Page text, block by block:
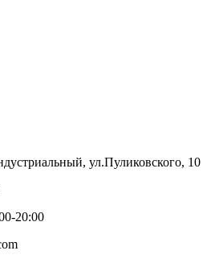
ул.Пуликовского, 10
20:00